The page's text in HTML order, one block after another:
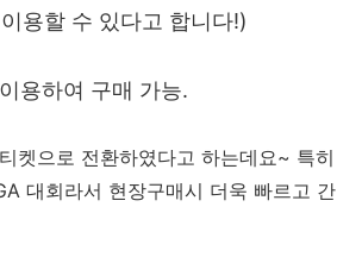
용할 수 있다고 합니다!)
용하여 구매 가능.
켓으로 전환하였다고 하는데요~ 특히
대회라서 현장구매시 더욱 빠르고 간